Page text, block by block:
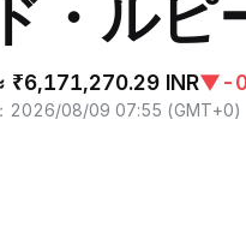
・ルピ
₹6,171,270.29 INR▼-
： 2026/08/09 07:55 (GMT+0)